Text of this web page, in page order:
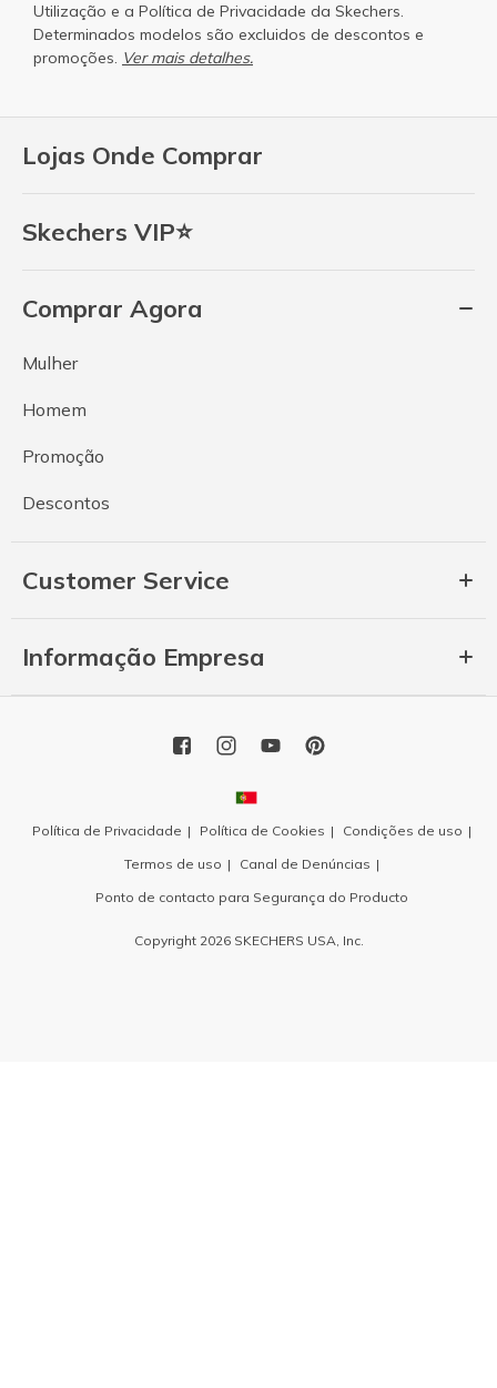
Lojas Onde Comprar
Skechers VIP⭐
Comprar Agora
Mulher
Homem
Promoção
Descontos
Customer Service
Informação Empresa
Utilização e a Política de Privacidade da Skechers.
Determinados modelos são excluidos de descontos e
promoções. Ver mais detalhes.
Política de Privacidade Política de Cookies
Condições de uso
Termos de uso
Canal de Denúncias
Ponto de contacto para Segurança do Producto
Copyright 2026 SKECHERS USA, Inc.